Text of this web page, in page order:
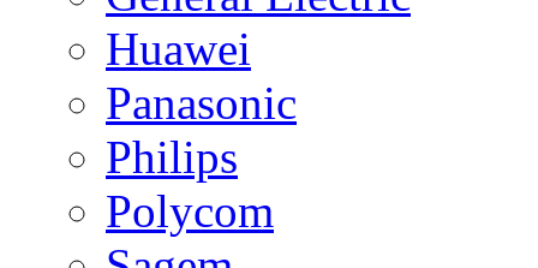
Huawei
Panasonic
Philips
Polycom